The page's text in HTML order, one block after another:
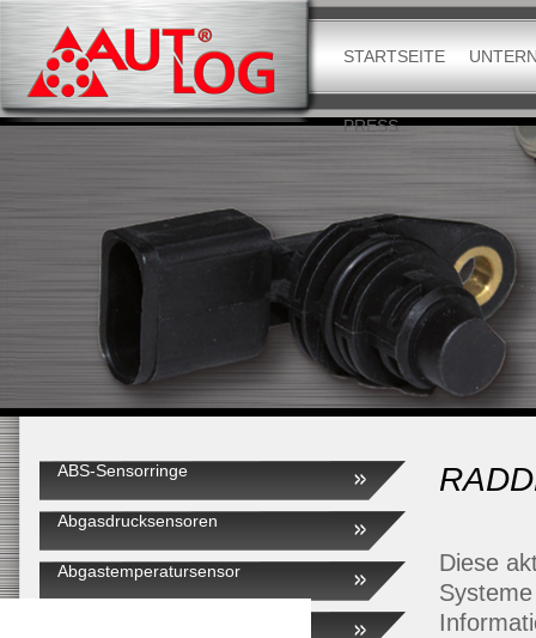
STARTSEITE
PRESS
ABS-Sensorringe
Abgasdrucksensoren
Abgastemperatursensor
Diese